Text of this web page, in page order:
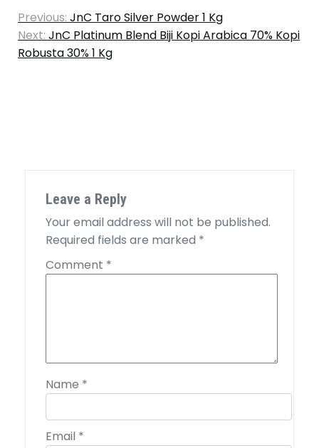
navigation
Previous: JnC Taro Silver Powder 1 Kg
Next: JnC Platinum Blend Biji Kopi Arabica 70% Kopi
Robusta 30% 1 Kg
Leave a Reply
Your email address will not be published.
Required fields are marked *
Comment *
Name *
Email *